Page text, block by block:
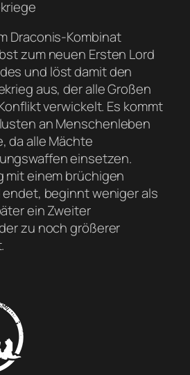
Draconis-Kombinat
zum neuen Ersten Lord
und löst damit den
aus, der alle Großen
verwickelt. Es kommt
an Menschenleben
da alle Mächte
einsetzen.
mit einem brüchigen
beginnt weniger als
ein Zweiter
zu noch größerer